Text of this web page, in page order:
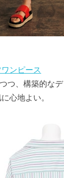
ンピース
つ、構築的な
心地よい。